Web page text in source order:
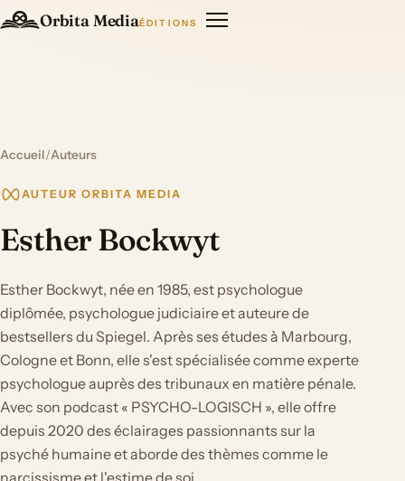
Orbita MediaÉDITIONS
Accueil/Auteurs
AUTEUR ORBITA MEDIA
Esther Bockwyt
Esther Bockwyt, née en 1985, est psychologue
diplômée, psychologue judiciaire et auteure de
bestsellers du Spiegel. Après ses études à Marbourg,
Cologne et Bonn, elle s'est spécialisée comme experte
psychologue auprès des tribunaux en matière pénale.
Avec son podcast « PSYCHO-LOGISCH », elle offre
depuis 2020 des éclairages passionnants sur la
psyché humaine et aborde des thèmes comme le